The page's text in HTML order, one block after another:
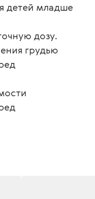
детей младше
дозу.
грудью